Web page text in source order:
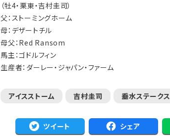
（牡4・栗東・吉村圭司）
父：ストーミングホーム
母：デザートチル
母父：Red Ransom
馬主：ゴドルフィン
生産者：ダーレー・ジャパン・ファーム
アイスストーム 吉村圭司 垂水ステークス
ツイート シェア